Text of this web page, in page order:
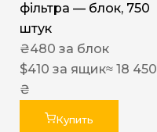
фільтра — блок, 750
штук
₴480 за блок
$410 за ящик≈ 18 450
₴
Купить